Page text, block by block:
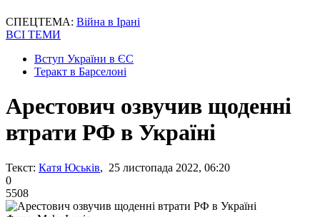
СПЕЦТЕМА: Війна в Ірані
ВСІ ТЕМИ
Вступ України в ЄС
Теракт в Барселоні
Арестович озвучив щоденні
втрати РФ в Україні
Текст: Катя Юськів, 25 листопада 2022, 06:20
0
5508